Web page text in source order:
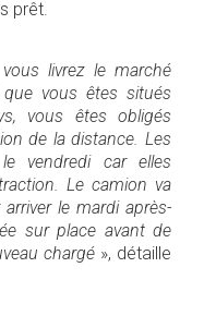
prêt.
livrez le marché
vous êtes situés
vous êtes obligés
de la distance. Les
vendredi car elles
Le camion va
le mardi après-
sur place avant de
chargé », détaille